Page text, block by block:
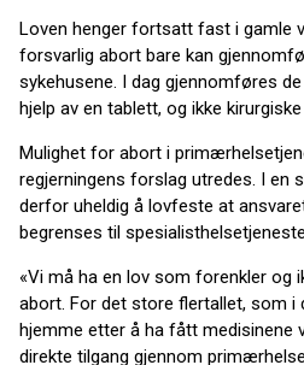
Loven henger fortsatt fast i gamle
forsvarlig abort bare kan
sykehusene. I dag gjennomføres
hjelp av en tablett, og ikke kirurgiske
Mulighet for abort i
regjerningens forslag utredes. I en
derfor uheldig å lovfeste at
begrenses til
«Vi må ha en lov som forenkler og
abort. For det store flertallet, som i
hjemme etter å ha fått medisinene
direkte tilgang gjennom